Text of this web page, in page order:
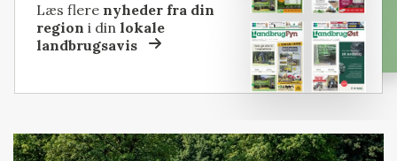
Læs flere nyheder fra din
region i dinlokale
landbrugsavis